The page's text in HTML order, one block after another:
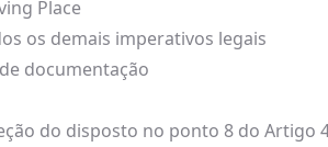
Place
os demais imperativos legais
documentação
do disposto no ponto 8 do Artigo